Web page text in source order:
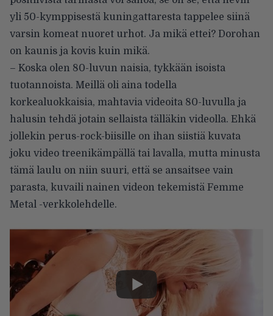
yli 50-kymppisestä kuningattaresta tappelee siinä
varsin komeat nuoret urhot. Ja mikä ettei? Dorohan
on kaunis ja kovis kuin mikä.
– Koska olen 80-luvun naisia, tykkään isoista
tuotannoista. Meillä oli aina todella
korkealuokkaisia, mahtavia videoita 80-luvulla ja
halusin tehdä jotain sellaista tälläkin videolla. Ehkä
jollekin perus-rock-biisille on ihan siistiä kuvata
joku video treenikämpällä tai lavalla, mutta minusta
tämä laulu on niin suuri, että se ansaitsee vain
parasta, kuvaili nainen videon tekemistä Femme
Metal -verkkolehdelle.